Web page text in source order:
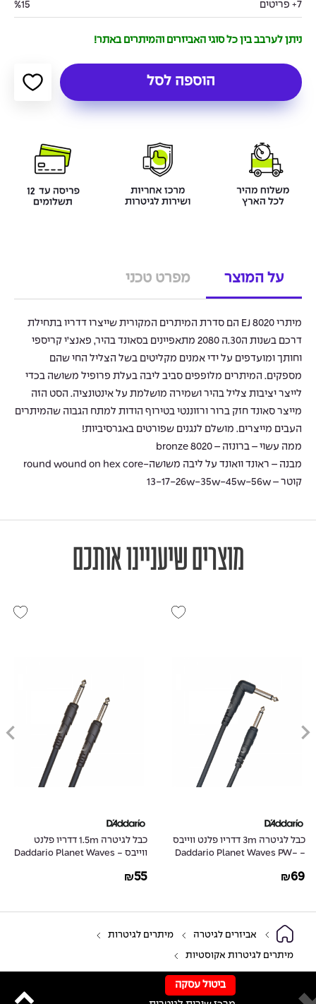
7+ פריטים %15
ניתן לערבב בין כל סוגי האביזרים והמיתרים באתר!
הוספה לסל
על המוצר מפרט טכני
מיתרי EJ 8020 הם סדרת המיתרים המקורית שייצרו דדריו בתחילת
דרכם בשנות ה30.ה 2080 מתאפיינים בסאונד בהיר, פאנצ’י קריספי
וחותך ומועדפים על ידי אמנים מקליטים בשל הצליל החי שהם
מספקים. המיתרים מלופפים סביב ליבה בעלת פרופיל משושה בכדי
לייצר יציבות צליל בהיר ושמירה מושלמת על אינטונציה. הסט הזה
מייצר סאונד חזק ברור ורזוננטי בטירוף הודות למתח הגבוה שהמיתרים
העבים מייצרים. מושלם לנגנים שפורטים באגרסיביות!
ממה עשוי – ברונזה – bronze 8020
מבנה – ראונד וואונד על ליבה משושה-round wound on hex core
קוטר – 13-17-26w-35w-45w-56w
מוצרים שיעניינו אותכם
כבל לגיטרה 3m דדריו פלנט ווייבס
- Daddario Planet Waves PW-
₪69
כבל לגיטרה 1.5m דדריו פלנט
ווייבס - Daddario Planet Waves
₪55
אביזרים לגיטרה מיתרים לגיטרות
מיתרים לגיטרות אקוסטיות
ביטול עסקה